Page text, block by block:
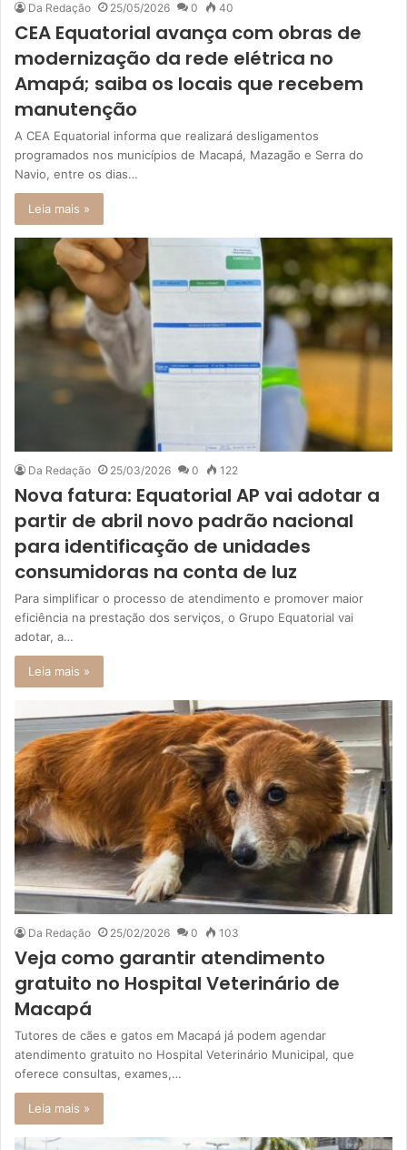
Da Redação 25/05/2026 0 40
CEA Equatorial avança com obras de
modernização da rede elétrica no
Amapá; saiba os locais que recebem
manutenção
A CEA Equatorial informa que realizará desligamentos
programados nos municípios de Macapá, Mazagão e Serra do
Navio, entre os dias…
Leia mais »
Da Redação 25/03/2026 0 122
Nova fatura: Equatorial AP vai adotar a
partir de abril novo padrão nacional
para identificação de unidades
consumidoras na conta de luz
Para simplificar o processo de atendimento e promover maior
eficiência na prestação dos serviços, o Grupo Equatorial vai
adotar, a…
Leia mais »
Da Redação 25/02/2026 0 103
Veja como garantir atendimento
gratuito no Hospital Veterinário de
Macapá
Tutores de cães e gatos em Macapá já podem agendar
atendimento gratuito no Hospital Veterinário Municipal, que
oferece consultas, exames,…
Leia mais »